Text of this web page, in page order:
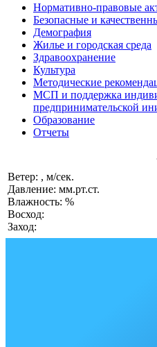
Нормативно-правовые
Безопасные и
Демография
Жилье и городская среда
Здравоохранение
Культура
Методические
МСП и поддержка
предпринимательской
Образование
Отчеты
Ветер: , м/сек.
Давление: мм.рт.ст.
Влажность: %
Восход:
Заход: